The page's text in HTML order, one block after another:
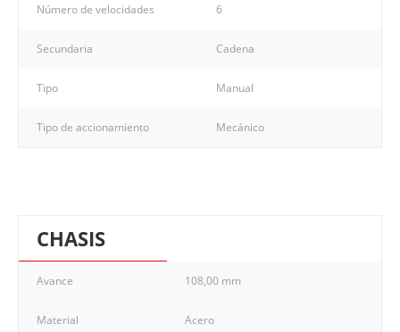
Número de velocidades 6
Secundaria Cadena
Tipo Manual
Tipo de accionamiento Mecánico
CHASIS
Avance 108,00 mm
Material Acero